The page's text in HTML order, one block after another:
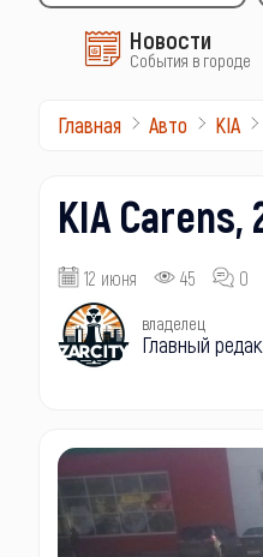
Новости
События в городе
Главная Авто KIA
KIA Carens,
12 июня 45 0
владелец
Главный